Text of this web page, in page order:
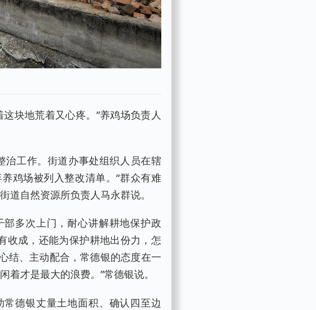
块地荒着又心疼。”养鸡场负责人
工作。街道办事处组织人员在辖
鸡场被列入整改清单。“群众有难
道自然资源所负责人马永群说。
多次上门，耐心讲解耕地保护政
收成，还能为保护耕地出份力，怎
结、主动配合，常德银的态度在一
着才是最大的浪费。”常德银说。
德银丈量土地面积、确认四至边